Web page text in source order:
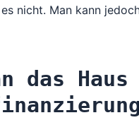
nicht. Man kann
das